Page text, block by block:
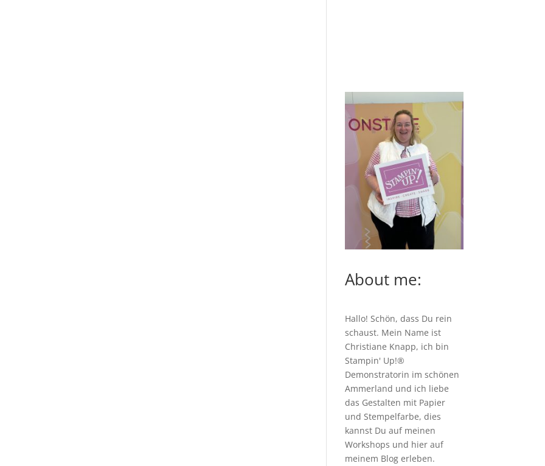
About me:
Hallo! Schön, dass Du rein
schaust. Mein Name ist
Christiane Knapp, ich bin
Stampin' Up!®
Demonstratorin im schönen
Ammerland und ich liebe
das Gestalten mit Papier
und Stempelfarbe, dies
kannst Du auf meinen
Workshops und hier auf
meinem Blog erleben.